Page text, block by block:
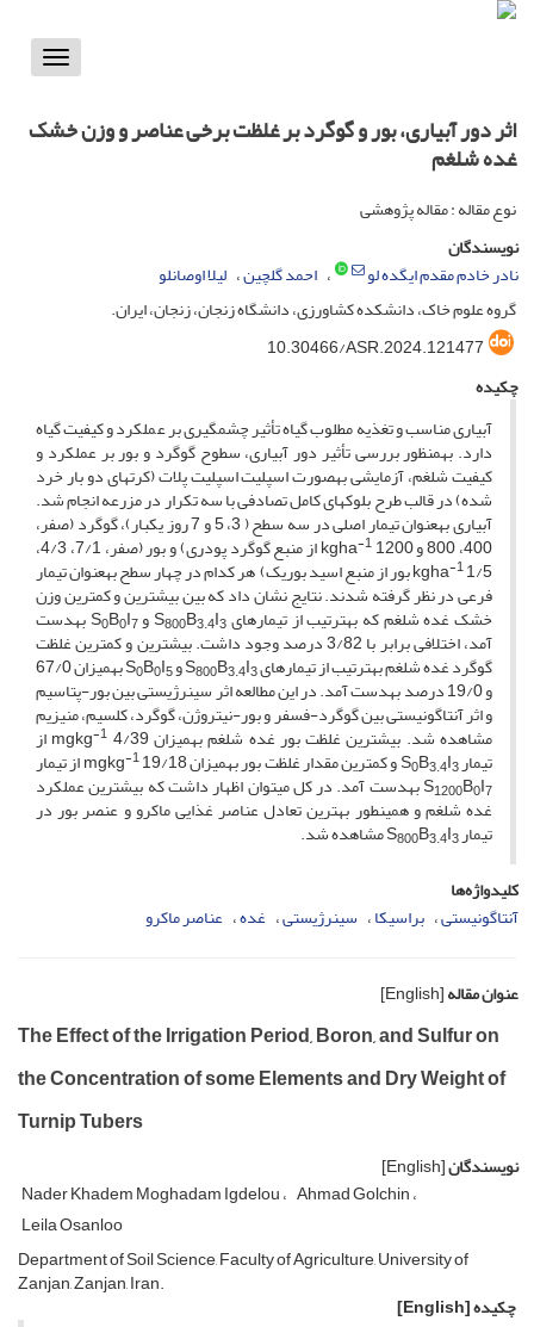
Toggle
اثر دور آبیاری، بور و گوگرد بر غلظت برخی عناصر و وزن خشک
غده شلغم
نوع مقاله : مقاله پژوهشی
نویسندگان
نادر خادم مقدم ایگده لو
احمد گلچین لیلا اوصانلو
گروه علوم خاک، دانشکده کشاورزی، دانشگاه زنجان، زنجان، ایران.
10.30466/ASR.2024.121477
چکیده
آبیاری مناسب و تغذیه مطلوب گیاه تأثیر چشم‎گیری بر عملکرد و کیفیت گیاه
دارد. به‎منظور بررسی تأثیر دور آبیاری، سطوح گوگرد و بور بر عملکرد و
کیفیت شلغم، آزمایشی به‎صورت اسپلیت اسپلیت پلات (کرت‎های دو بار خرد
شده) در قالب طرح بلوک‎های کامل تصادفی با سه تکرار در مزرعه انجام شد.
آبیاری به‎عنوان تیمار اصلی در سه سطح ( 3، 5 و 7 روز یکبار)، گوگرد (صفر،
400، 800 و kgha -1 1200 از منبع گوگرد پودری) و بور (صفر، 7/1، 4/3،
kgha-1 1/5 بور از منبع اسید بوریک) هر کدام در چهار سطح به‎عنوان تیمار
فرعی در نظر گرفته شدند. نتایج نشان داد که بین بیش‎ترین و کم‎ترین وزن
خشک غده شلغم که به‎ترتیب از تیمارهای S 800B3.4I3 و S 0B0I7 به‎دست
آمد، اختلافی برابر با 3/82 درصد وجود داشت. بیش‎ترین و کم‎ترین غلظت
گوگرد غده شلغم­ به‎ترتیب از تیمارهای S 800B3.4I3 و S 0B0I5 به‎میزان 67/0
و 19/0 درصد به‎دست آمد. در این مطالعه اثر سینرژیستی بین بور-پتاسیم
و اثر آنتاگونیستی بین گوگرد-فسفر و بور-نیتروژن، گوگرد، کلسیم، منیزیم
مشاهده شد. بیش‎ترین غلظت بور غده شلغم به‎میزان mgkg -1 4/39 از
تیمار S 0B3.4I3 و کم‎ترین مقدار غلظت بور به‎میزان mgkg -1 19/18 از تیمار
S1200B0I7 به‎دست آمد. در کل می‎توان اظهار داشت که بیش‎ترین عملکرد
غده شلغم و همین‎طور بهترین تعادل عناصر غذایی ماکرو و عنصر بور در
تیمار S 800B3.4I3
مشاهده شد.
کلیدواژه‌ها
آنتاگونیستی براسیکا سینرژیستی غده عناصر ماکرو
عنوان مقاله[English]
The Effect of the Irrigation Period, Boron, and Sulfur on
the Concentration of some Elements and Dry Weight of
Turnip Tubers
نویسندگان[English]
Nader Khadem Moghadam Igdelou Ahmad Golchin
Leila Osanloo
Department of Soil Science, Faculty of Agriculture, University of
Zanjan, Zanjan, Iran.
چکیده[English]